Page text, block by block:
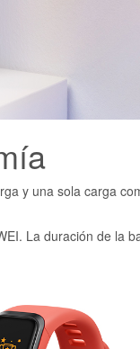
y una sola carga
La duración de la